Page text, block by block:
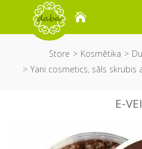
Store Kosmētika
Yani cosmetics, sāls
E-